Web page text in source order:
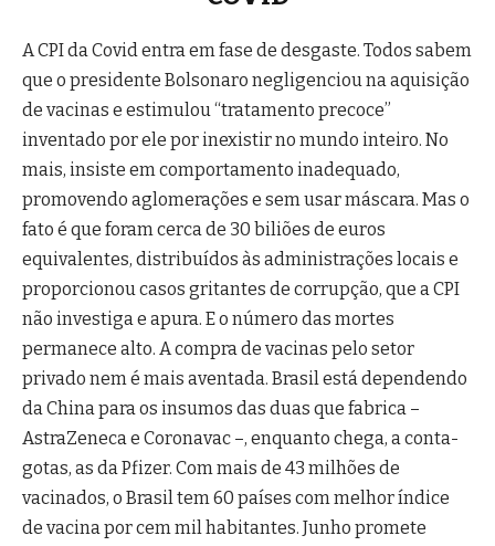
A CPI da Covid entra em fase de desgaste. Todos sabem
que o presidente Bolsonaro negligenciou na aquisição
de vacinas e estimulou “tratamento precoce”
inventado por ele por inexistir no mundo inteiro. No
mais, insiste em comportamento inadequado,
promovendo aglomerações e sem usar máscara. Mas o
fato é que foram cerca de 30 biliões de euros
equivalentes, distribuídos às administrações locais e
proporcionou casos gritantes de corrupção, que a CPI
não investiga e apura. E o número das mortes
permanece alto. A compra de vacinas pelo setor
privado nem é mais aventada. Brasil está dependendo
da China para os insumos das duas que fabrica –
AstraZeneca e Coronavac –, enquanto chega, a conta-
gotas, as da Pfizer. Com mais de 43 milhões de
vacinados, o Brasil tem 60 países com melhor índice
de vacina por cem mil habitantes. Junho promete